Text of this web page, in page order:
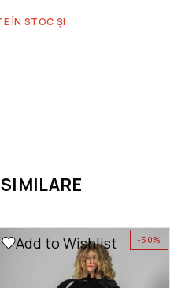
ÎN STOC ȘI
-50%
Add to Wishlist